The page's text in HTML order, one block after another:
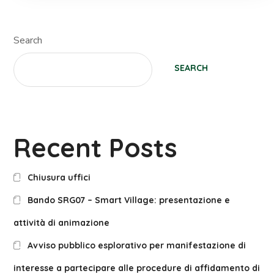
Search
SEARCH
Recent Posts
Chiusura uffici
Bando SRG07 – Smart Village: presentazione e
attività di animazione
Avviso pubblico esplorativo per manifestazione di
interesse a partecipare alle procedure di affidamento di